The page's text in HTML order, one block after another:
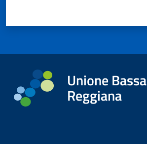
Unione Bassa
Reggiana